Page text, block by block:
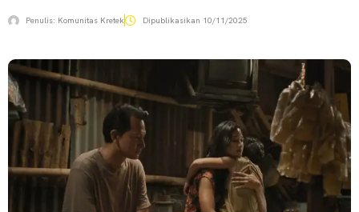
Penulis: Komunitas Kretek Dipublikasikan 10/11/2025